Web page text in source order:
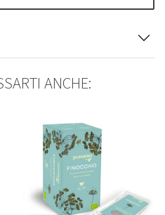
44,00 € 42,00 €
-4%
Bolgheri Rosso Il Bruciato
ANCHE: